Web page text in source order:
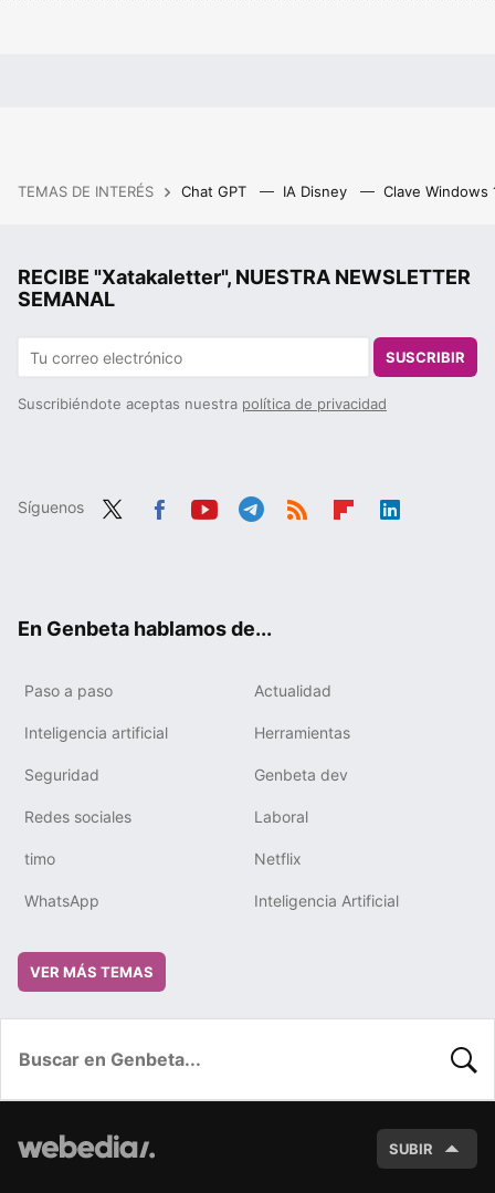
TEMAS DE INTERÉS Chat GPT IA Disney Clave Windows
RECIBE "Xatakaletter", NUESTRA NEWSLETTER
SEMANAL
SUSCRIBIR
Suscribiéndote aceptas nuestra política de privacidad
Síguenos
En Genbeta hablamos de...
Paso a paso Actualidad
Inteligencia artificial Herramientas
Seguridad Genbeta dev
Redes sociales Laboral
timo Netflix
WhatsApp Inteligencia Artificial
VER MÁS TEMAS
SUBIR